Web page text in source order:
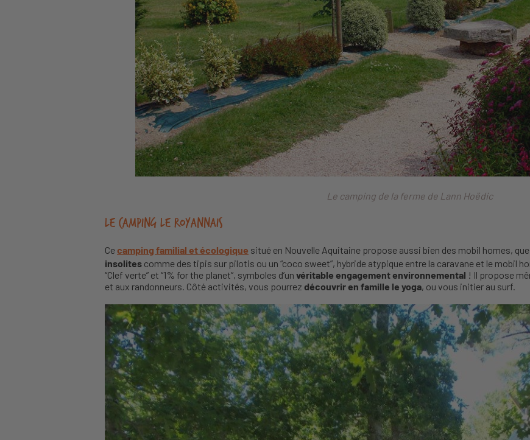
Le camping de la ferme de Lann Hoëdic
Le camping Le Royannais
Cecamping familial et écologique situé en Nouvelle Aquitaine propose aussi bien des mobil homes,
insolites comme des tipis sur pilotis ou un “coco sweet”, hybride atypique entre la caravane et le mobil
“Clef verte” et “1% for the planet”, symboles d’un véritable engagement environnemental ! Il propose
et aux randonneurs. Côté activités, vous pourrez découvrir en famille le yoga, ou vous initier au surf.